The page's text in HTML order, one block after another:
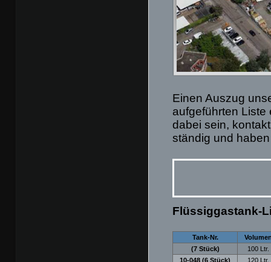
Einen Auszug
aufgeführten Liste
dabei sein,
ständig und
Flüssiggastank-
Tank-Nr.
(7 Stück)
100 Ltr.
10-048 (6 Stück)
120 Ltr.